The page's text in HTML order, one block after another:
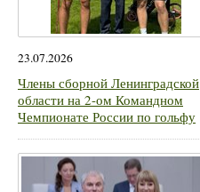
23.07.2026
Члены сборной Ленинградской
области на 2-ом Командном
Чемпионате России по гольфу